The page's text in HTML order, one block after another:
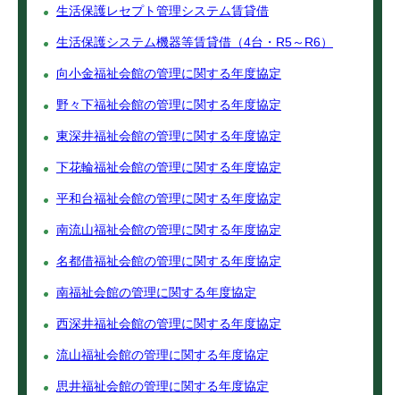
生活保護レセプト管理システム賃貸借
生活保護システム機器等賃貸借（4台・R5～R6）
向小金福祉会館の管理に関する年度協定
野々下福祉会館の管理に関する年度協定
東深井福祉会館の管理に関する年度協定
下花輪福祉会館の管理に関する年度協定
平和台福祉会館の管理に関する年度協定
南流山福祉会館の管理に関する年度協定
名都借福祉会館の管理に関する年度協定
南福祉会館の管理に関する年度協定
西深井福祉会館の管理に関する年度協定
流山福祉会館の管理に関する年度協定
思井福祉会館の管理に関する年度協定